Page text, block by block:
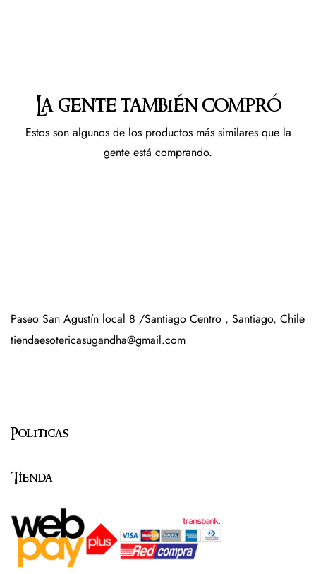
La gente también compró
Estos son algunos de los productos más similares que la
gente está comprando.
Paseo San Agustín local 8 /Santiago Centro , Santiago, Chile
tiendaesotericasugandha@gmail.com
Politicas
Tienda